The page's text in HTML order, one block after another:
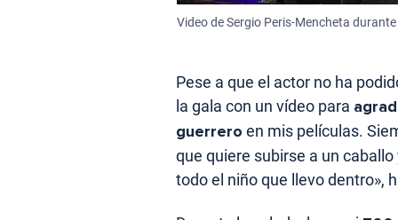
Video de Sergio Peris-Mencheta
Pese a que el actor no ha
la gala con un vídeo para
guerrero en mis películas.
que quiere subirse a un
todo el niño que llevo dentro»,